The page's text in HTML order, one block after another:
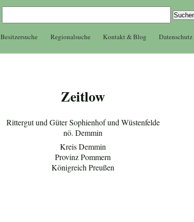
Besitzersuche Regionalsuche Kontakt & Blog Datenschutz
Zeitlow
Rittergut und Güter Sophienhof und Wüstenfelde
nö. Demmin
Kreis Demmin
Provinz Pommern
Königreich Preußen